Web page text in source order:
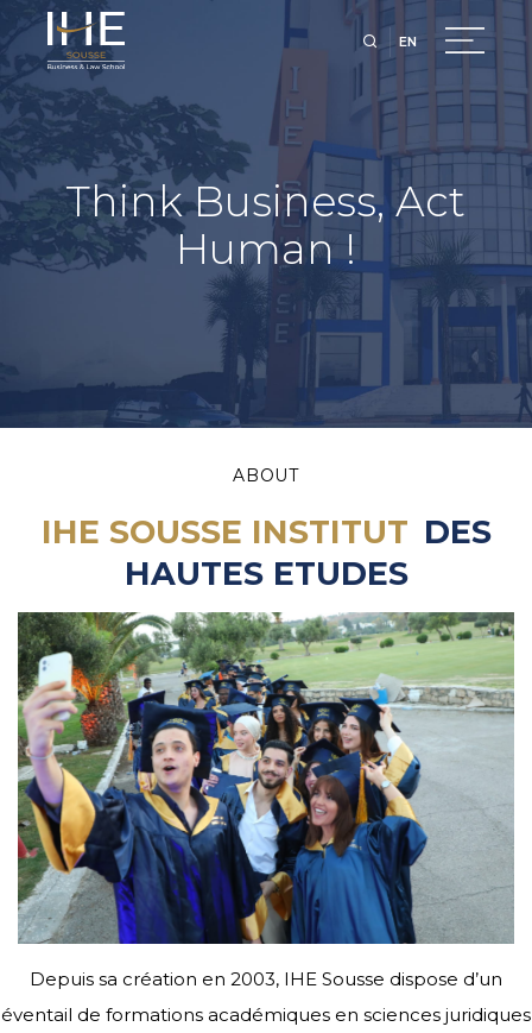
EN
Think Business, Act
Human !
ABOUT
IHE SOUSSE INSTITUT DES
HAUTES ETUDES
Depuis sa création en 2003, IHE Sousse dispose d’un
éventail de formations académiques en sciences juridiques